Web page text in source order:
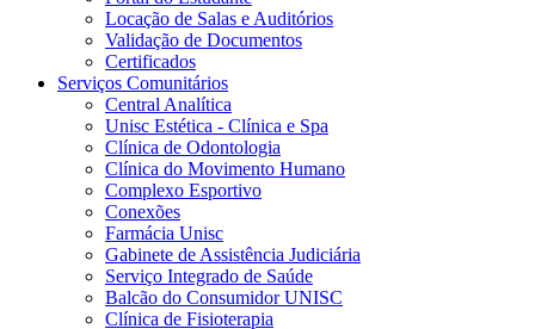
Locação de Salas e Auditórios
Validação de Documentos
Certificados
Serviços Comunitários
Central Analítica
Unisc Estética - Clínica e Spa
Clínica de Odontologia
Clínica do Movimento Humano
Complexo Esportivo
Conexões
Farmácia Unisc
Gabinete de Assistência Judiciária
Serviço Integrado de Saúde
Balcão do Consumidor UNISC
Clínica de Fisioterapia